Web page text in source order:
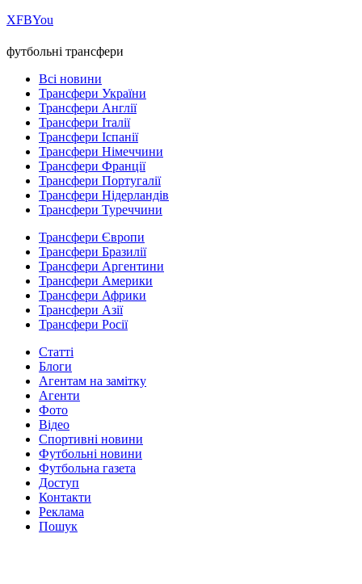
ХFBYou
футбольні трансфери
Всі новини
Трансфери України
Трансфери Англії
Трансфери Італії
Трансфери Іспанії
Трансфери Німеччини
Трансфери Франції
Трансфери Португалії
Трансфери Нідерландів
Трансфери Туреччини
Трансфери Європи
Трансфери Бразилії
Трансфери Аргентини
Трансфери Америки
Трансфери Африки
Трансфери Азії
Трансфери Росії
Статті
Блоги
Агентам на замітку
Агенти
Фото
Відео
Спортивні новини
Футбольні новини
Футбольна газета
Доступ
Контакти
Реклама
Пошук